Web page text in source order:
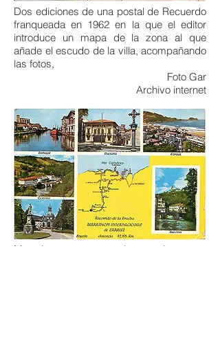
Dos ediciones de una postal de Recuerdo
franqueada en 1962 en la que el editor
introduce un mapa de la zona al que
añade el escudo de la villa, acompañando
las fotos,
Foto Gar
Archivo internet
Muy interesante postal que sigue con